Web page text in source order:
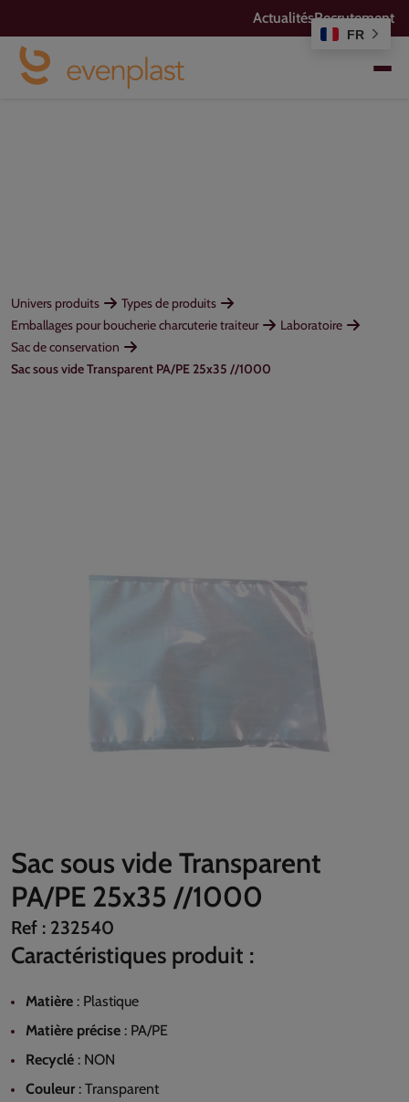
FR
ActualitésRecrutement
Univers produits
Types de produits
Emballages pour boucherie charcuterie traiteur
Laboratoire
Sac de conservation
Sac sous vide Transparent PA/PE 25x35 //1000
Sac sous vide Transparent
PA/PE 25x35 //1000
Ref : 232540
Caractéristiques produit :
Matière : Plastique
Matière précise : PA/PE
Recyclé : NON
Couleur : Transparent